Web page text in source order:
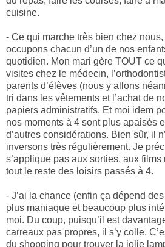
cuisine.
- Ce qui marche très bien chez
occupons chacun d’un de nos
quotidien. Mon mari gère TOUT ce
visites chez le médecin,
parents d’élèves (nous y allons
tri dans les vêtements et l’achat de
papiers administratifs. Et moi idem
nos moments à 4 sont plus apaisés
d’autres considérations. Bien sûr, il
inversons très régulièrement. Je
s’applique pas aux sorties, aux
tout le reste des loisirs passés à 4.
- J’ai la chance (enfin ça dépend
plus maniaque et beaucoup plus
moi. Du coup, puisqu’il est
carreaux pas propres, il s’y colle.
du shopping pour trouver la jolie